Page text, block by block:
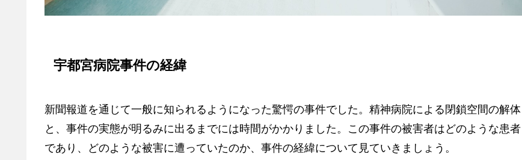
宇都宮病院事件の経緯
新聞報道を通じて一般に知られるようになった驚愕の事件でした。精神病院による閉鎖空間の解体
と、事件の実態が明るみに出るまでには時間がかかりました。この事件の被害者はどのような患者
であり、どのような被害に遭っていたのか、事件の経緯について見ていきましょう。